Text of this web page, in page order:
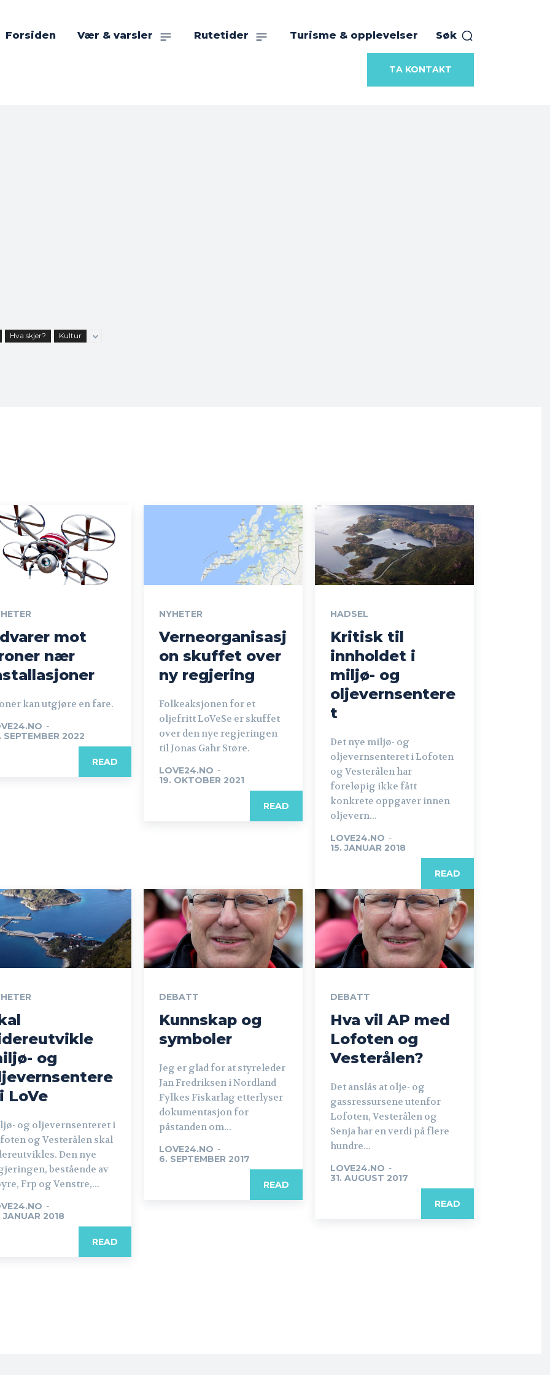
Forsiden Vær & varsler Rutetider Turisme & opplevelser Søk
TA KONTAKT
Hva skjer? Kultur
mot
nær
kan utgjøre en fare.
-
SEPTEMBER 2022
READ
NYHETER
Verneorganisasj
on skuffet over
ny regjering
Folkeaksjonen for et
oljefritt LoVeSe er skuffet
over den nye regjeringen
til Jonas Gahr Støre.
LOVE24.NO -
19. OKTOBER 2021
READ
HADSEL
Kritisk til
innholdet i
miljø- og
oljevernsentere
t
Det nye miljø- og
oljevernsenteret i Lofoten
og Vesterålen har
foreløpig ikke fått
konkrete oppgaver innen
oljevern...
LOVE24.NO -
15. JANUAR 2018
READ
og
LoVe
og oljevernsenteret i
og Vesterålen skal
Den nye
bestående av
Frp og Venstre,...
-
JANUAR 2018
READ
DEBATT
Kunnskap og
symboler
Jeg er glad for at styreleder
Jan Fredriksen i Nordland
Fylkes Fiskarlag etterlyser
dokumentasjon for
påstanden om...
LOVE24.NO -
6. SEPTEMBER 2017
READ
DEBATT
Hva vil AP med
Lofoten og
Vesterålen?
Det anslås at olje- og
gassressursene utenfor
Lofoten, Vesterålen og
Senja har en verdi på flere
hundre...
LOVE24.NO -
31. AUGUST 2017
READ